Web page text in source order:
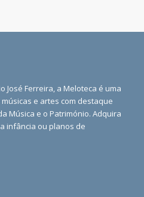
José Ferreira, a Meloteca é uma
e artes com destaque
Música e o Património. Adquira
infância ou planos de